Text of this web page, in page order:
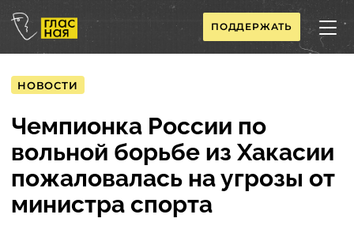
ПОДДЕРЖАТЬ
НОВОСТИ
Чемпионка России по
вольной борьбе из Хакасии
пожаловалась на угрозы от
министра спорта